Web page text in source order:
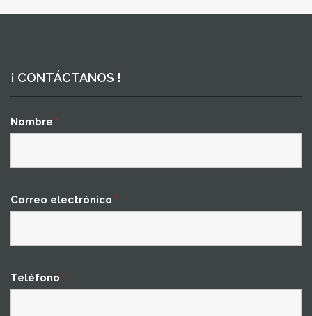
¡ CONTÁCTANOS !
Nombre *
Correo electrónico *
Teléfono *